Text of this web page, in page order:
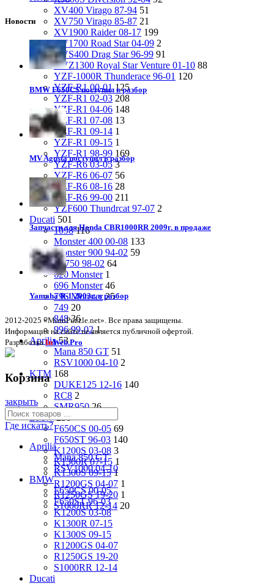
XV400 Virago 87-94 51
XV750 Virago 85-87 21
XV1900 Raider 08-17 199
XV1700 Road Star 04-09 2
XVS400 Drag Star 96-99 91
XVZ1300 Royal Star Venture 01-10 88
YZF-1000R Thunderace 96-01 120
YZF-R1 00-01 125
YZF-R1 02-03 208
YZF-R1 04-06 148
YZF-R1 07-08 13
YZF-R1 09-14 1
YZF-R1 09-15 1
YZF-R1 98-99 169
YZF-R6 03-05 3
YZF-R6 06-07 56
YZF-R6 08-16 28
YZF-R6 99-00 211
YZF600 Thundrcat 97-07 2
Ducati 501
1098 116
Monster 400 00-08 133
Monster 900 94-02 59
SS750 98-02 64
620 Monster 1
696 Monster 46
796 Monster 25
749 20
848 36
996 99-02 1
Aprilia 53
Mana 850 GT 51
RSV1000 04-10 2
KTM 168
DUKE125 12-16 140
RC8 2
SMR950 26
BMW 236
F650CS 00-05 69
F650ST 96-03 140
K1200S 03-08 3
K1300R 07-15 1
K1300S 09-15 1
R1200GS 04-07 1
R1250GS 19-20 1
S1000RR 12-14 20
Новости
BMW F650CS поступил в разбор
MV Agusta поступил в разбор
Запчасти для Honda CBR1000RR 2009г. в продаже
Yamaha R-1 2003г. в разбор
2012-2025 «MotoPuzzle.net». Все права защищены.
Информация на сайте не является публичной офертой.
РазработкаInWeb.Pro
Корзина
закрыть
Где искать?
Aprilia
Mana 850 GT
RSV1000 04-10
BMW
F650CS 00-05
F650ST 96-03
K1200S 03-08
K1300R 07-15
K1300S 09-15
R1200GS 04-07
R1250GS 19-20
S1000RR 12-14
Ducati